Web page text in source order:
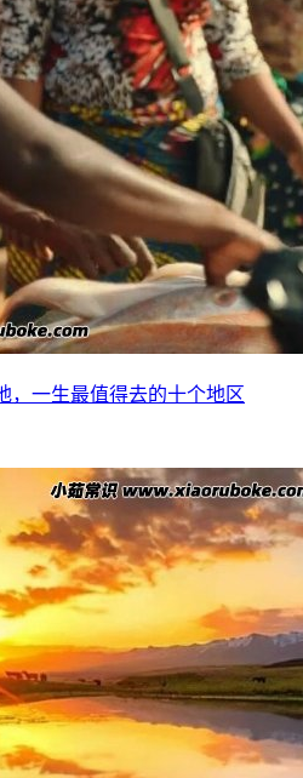
中的神经病，摇身一变成为了有
·曼佐尼产出的粑粑被高价售卖
时，2015年的时候，美国一名男
，制成了标本，甚至为了这个标
，一生最值得去的十个地区